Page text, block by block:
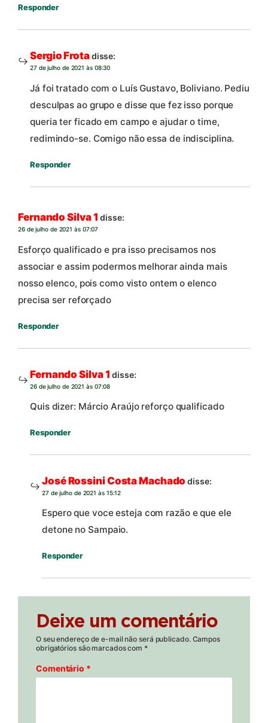
Responder
Sergio Frotadisse:
27 de julho de 2021 às 08:30
Já foi tratado com o Luís Gustavo, Boliviano. Pediu
desculpas ao grupo e disse que fez isso porque
queria ter ficado em campo e ajudar o time,
redimindo-se. Comigo não essa de indisciplina.
Responder
Fernando Silva 1 disse:
26 de julho de 2021 às 07:07
Esforço qualificado e pra isso precisamos nos
associar e assim podermos melhorar ainda mais
nosso elenco, pois como visto ontem o elenco
precisa ser reforçado
Responder
Fernando Silva 1 disse:
26 de julho de 2021 às 07:08
Quis dizer: Márcio Araújo reforço qualificado
Responder
José Rossini Costa Machado disse:
27 de julho de 2021 às 15:12
Espero que voce esteja com razão e que ele
detone no Sampaio.
Responder
Deixe um comentário
O seu endereço de e-mail não será publicado. Campos
obrigatórios são marcados com *
Comentário *